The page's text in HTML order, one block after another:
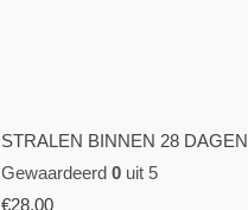
STRALEN BINNEN 28 DAGEN
Gewaardeerd 0 uit 5
€28,00